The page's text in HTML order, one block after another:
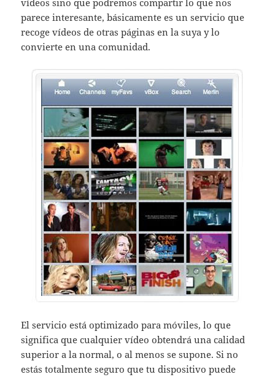
vídeos sino que podremos compartir lo que nos
parece interesante, básicamente es un servicio que
recoge vídeos de otras páginas en la suya y lo
convierte en una comunidad.
El servicio está optimizado para móviles, lo que
significa que cualquier vídeo obtendrá una calidad
superior a la normal, o al menos se supone. Si no
estás totalmente seguro que tu dispositivo puede